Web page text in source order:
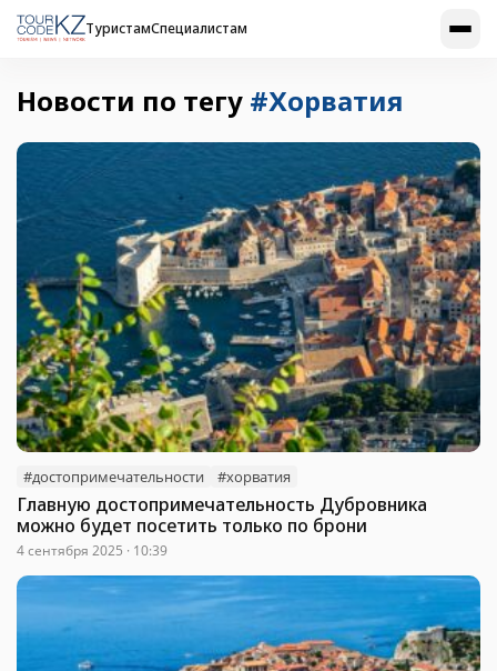
ТуристамСпециалистам
Новости по тегу #Хорватия
#достопримечательности #хорватия
Главную достопримечательность Дубровника
можно будет посетить только по брони
4 сентября 2025 · 10:39